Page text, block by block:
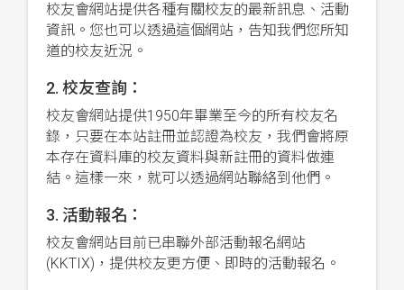
校友會網站提供各種有關校友的最新訊息、活動
資訊。您也可以透過這個網站，告知我們您所知
道的校友近況。
2. 校友查詢：
校友會網站提供1950年畢業至今的所有校友名
錄，只要在本站註冊並認證為校友，我們會將原
本存在資料庫的校友資料與新註冊的資料做連
結。這樣一來，就可以透過網站聯絡到他們。
3. 活動報名：
校友會網站目前已串聯外部活動報名網站
(KKTIX)，提供校友更方便、即時的活動報名。